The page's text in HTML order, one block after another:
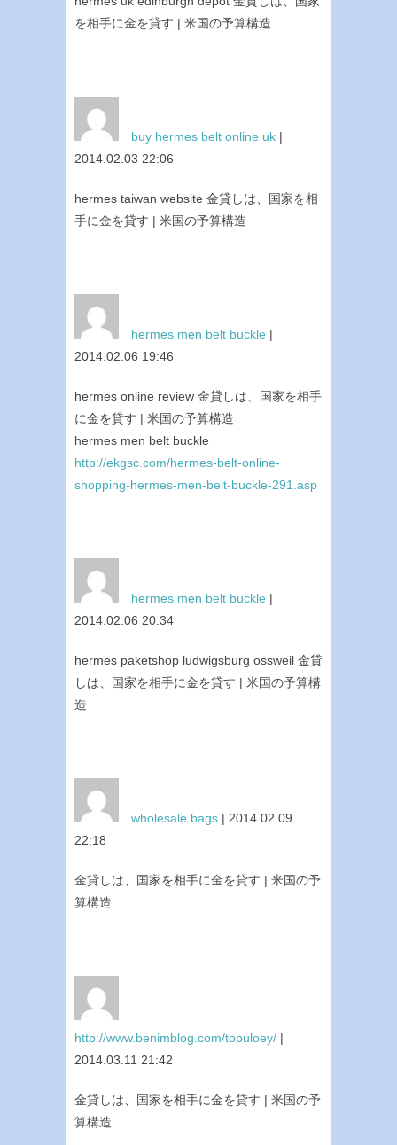
を相手に金を貸す | 米国の予算構造
buy hermes belt online uk |
2014.02.03 22:06
hermes taiwan website 金貸しは、国家を相
手に金を貸す | 米国の予算構造
hermes men belt buckle |
2014.02.06 19:46
hermes online review 金貸しは、国家を相手
に金を貸す | 米国の予算構造
hermes men belt buckle
http://ekgsc.com/hermes-belt-online-
shopping-hermes-men-belt-buckle-291.asp
hermes men belt buckle |
2014.02.06 20:34
hermes paketshop ludwigsburg ossweil 金貸
しは、国家を相手に金を貸す | 米国の予算構
造
wholesale bags | 2014.02.09
22:18
金貸しは、国家を相手に金を貸す | 米国の予
算構造
http://www.benimblog.com/topuloey/ |
2014.03.11 21:42
金貸しは、国家を相手に金を貸す | 米国の予
算構造